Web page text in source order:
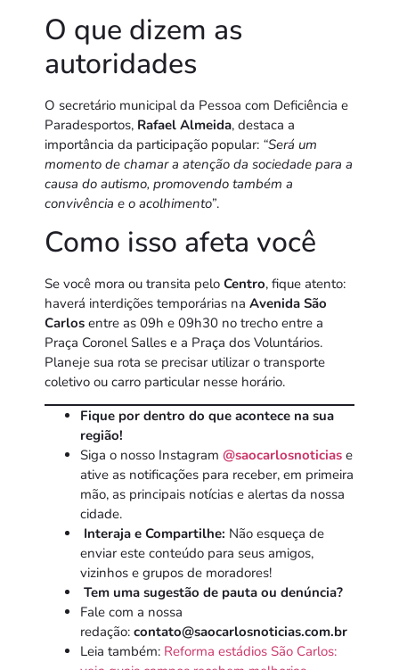
O que dizem as
autoridades
O secretário municipal da Pessoa com Deficiência e
Paradesportos, Rafael Almeida, destaca a
importância da participação popular: “Será um
momento de chamar a atenção da sociedade para a
causa do autismo, promovendo também a
convivência e o acolhimento”.
Como isso afeta você
Se você mora ou transita pelo Centro, fique atento:
haverá interdições temporárias na Avenida São
Carlos entre as 09h e 09h30 no trecho entre a
Praça Coronel Salles e a Praça dos Voluntários.
Planeje sua rota se precisar utilizar o transporte
coletivo ou carro particular nesse horário.
Fique por dentro do que acontece na sua
região!
Siga o nosso Instagram @saocarlosnoticias e
ative as notificações para receber, em primeira
mão, as principais notícias e alertas da nossa
cidade.
Interaja e Compartilhe: Não esqueça de
enviar este conteúdo para seus amigos,
vizinhos e grupos de moradores!
Tem uma sugestão de pauta ou denúncia?
Fale com a nossa
redação: contato@saocarlosnoticias.com.br
Leia também: Reforma estádios São Carlos: